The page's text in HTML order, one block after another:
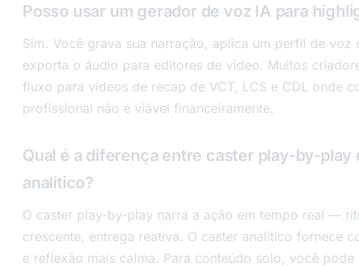
Posso usar um gerador de voz IA para
Sim. Você grava sua narração, aplica um perfil de voz
exporta o áudio para editores de vídeo. Muitos
fluxo para vídeos de recap de VCT, LCS e CDL onde
profissional não é viável financeiramente.
Qual é a diferença entre caster play-by-play
analítico?
O caster play-by-play narra a ação em tempo real —
crescente, entrega reativa. O caster analítico fornece
e reflexão mais calma. Para conteúdo solo, você pode